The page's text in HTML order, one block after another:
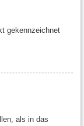
gekennzeichnet
als in das